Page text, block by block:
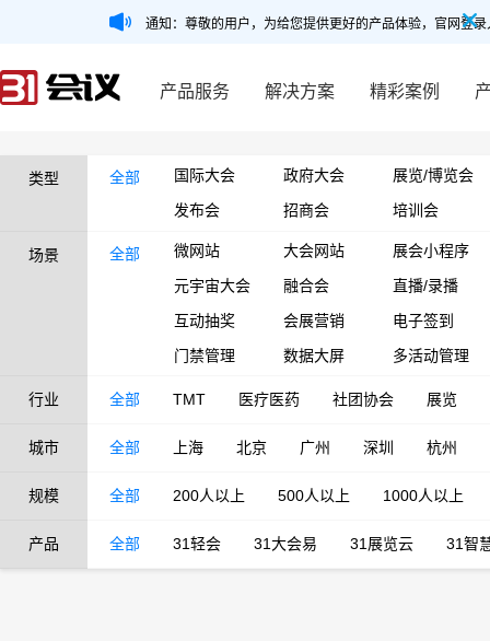
通知：尊敬的用户，为给您提供更好的产品体验，官网登
产品服务 解决方案 精彩案例
类型 全部 国际大会 政府大会
展览/博览会
发布会
招商会 培训会
场景 全部 微网站 大会网站
展会小程序
元宇宙大会
融合会
直播/录播
互动抽奖
会展营销
电子签到
门禁管理
数据大屏 多活动管理
行业 全部 TMT 医疗医药 社团协会 展览
城市 全部 上海 北京 广州 深圳 杭州
规模 全部 200人以上 500人以上 1000人以上
产品 全部 31轻会 31大会易 31展览云 31智